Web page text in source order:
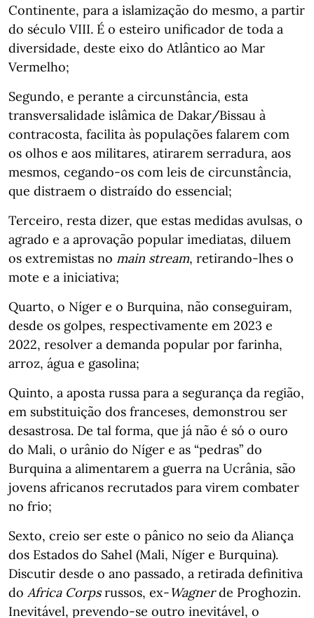
Continente, para a islamização do mesmo, a partir
do século VIII. É o esteiro unificador de toda a
diversidade, deste eixo do Atlântico ao Mar
Vermelho;
Segundo, e perante a circunstância, esta
transversalidade islâmica de Dakar/Bissau à
contracosta, facilita às populações falarem com
os olhos e aos militares, atirarem serradura, aos
mesmos, cegando-os com leis de circunstância,
que distraem o distraído do essencial;
Terceiro, resta dizer, que estas medidas avulsas, o
agrado e a aprovação popular imediatas, diluem
os extremistas no main stream, retirando-lhes o
mote e a iniciativa;
Quarto, o Níger e o Burquina, não conseguiram,
desde os golpes, respectivamente em 2023 e
2022, resolver a demanda popular por farinha,
arroz, água e gasolina;
Quinto, a aposta russa para a segurança da região,
em substituição dos franceses, demonstrou ser
desastrosa. De tal forma, que já não é só o ouro
do Mali, o urânio do Níger e as “pedras” do
Burquina a alimentarem a guerra na Ucrânia, são
jovens africanos recrutados para virem combater
no frio;
Sexto, creio ser este o pânico no seio da Aliança
dos Estados do Sahel (Mali, Níger e Burquina).
Discutir desde o ano passado, a retirada definitiva
do Africa Corpsrussos, ex-Wagnerde Proghozin.
Inevitável, prevendo-se outro inevitável, o